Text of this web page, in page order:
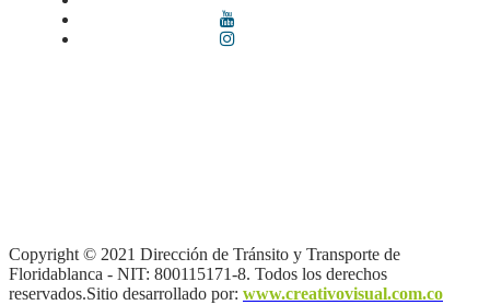
Copyright © 2021 Dirección de Tránsito y Transporte de
Floridablanca - NIT: 800115171-8. Todos los derechos
reservados.Sitio desarrollado por: www.creativovisual.com.co